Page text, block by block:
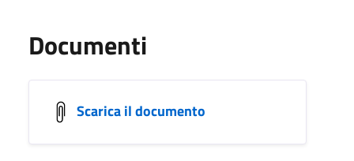
Documenti
Scarica il documento